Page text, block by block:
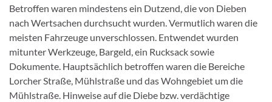
Betroffen waren mindestens ein Dutzend, die von Dieben
nach Wertsachen durchsucht wurden. Vermutlich waren die
meisten Fahrzeuge unverschlossen. Entwendet wurden
mitunter Werkzeuge, Bargeld, ein Rucksack sowie
Dokumente. Hauptsächlich betroffen waren die Bereiche
Lorcher Straße, Mühlstraße und das Wohngebiet um die
Mühlstraße. Hinweise auf die Diebe bzw. verdächtige